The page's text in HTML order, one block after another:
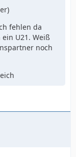
fehlen da
U21. Weiß
noch